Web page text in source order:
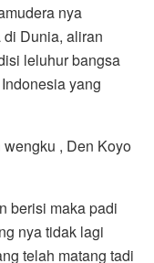
nya
Dunia, aliran
leluhur bangsa
yang
, Den Koyo
berisi maka padi
nya tidak lagi
telah matang tadi